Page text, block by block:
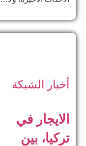
أخبار الشبكة
الايجار في
تركيا، بين